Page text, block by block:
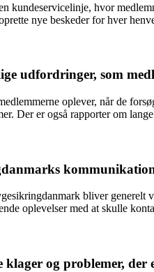
kundeservicelinje, hvor
nye beskeder for hver
udfordringer, som
oplever, når de
Der er også rapporter om
bliver generelt
oplevelser med at skulle
klager og problemer,